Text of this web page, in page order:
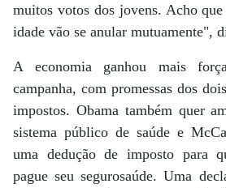
muitos votos dos jovens. Acho
idade vão se anular mutuamente",
A economia ganhou mais
campanha, com promessas dos
impostos. Obama também quer
sistema público de saúde e
uma dedução de imposto para
pague seu segurosaúde. Uma